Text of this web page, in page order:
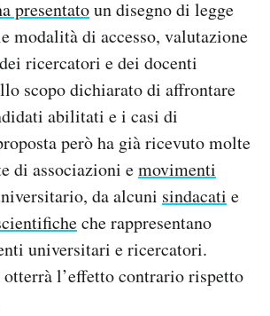
aiuto?
presentatoun disegno di legge
modalità di accesso, valutazione
ricercatori e dei docenti
scopo dichiarato di affrontare
abilitati e i casi di
però ha già ricevuto molte
di associazioni emovimenti
da alcuni sindacati e
che rappresentano
universitari e ricercatori.
otterrà l’effetto contrario rispetto